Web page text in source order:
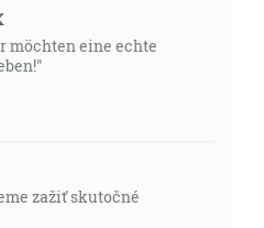
möchten eine echte
zažiť skutočné